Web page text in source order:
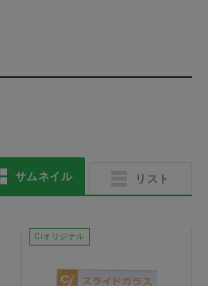
ークグレー
サムネイル リスト
Ciオリジナル